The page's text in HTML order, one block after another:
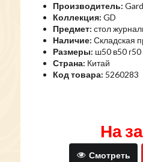
Производитель:
Коллекция: GD
Предмет: стол
Наличие: Складская
Размеры: ш50 в50 г50
Страна: Китай
Код товара: 5260283
На
Смотреть